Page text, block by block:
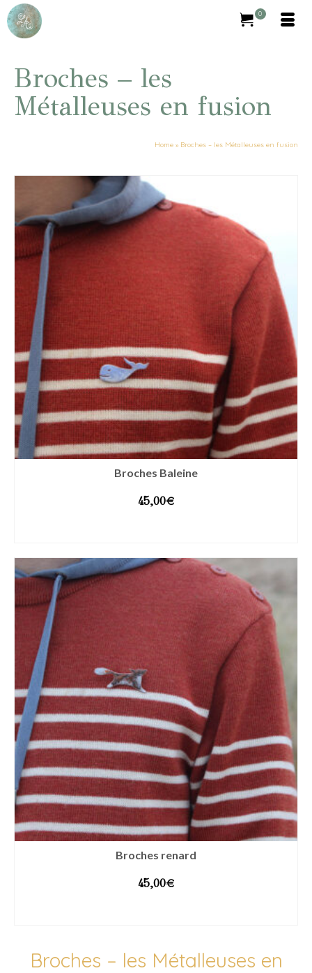
0
Broches – les
Métalleuses en fusion
Home » Broches – les Métalleuses en fusion
Broches Baleine
45,00€
Broches renard
45,00€
Broches – les Métalleuses en